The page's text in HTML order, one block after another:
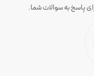
پاسخ به سوالات شما.